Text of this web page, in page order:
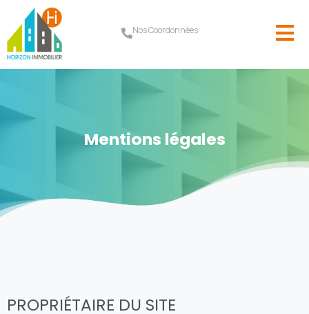
Nos Coordonnées
Mentions légales
PROPRIÉTAIRE DU SITE